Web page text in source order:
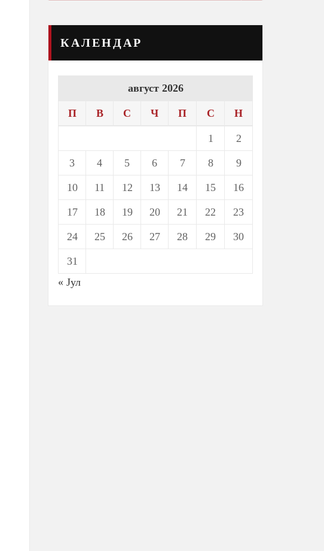
КАЛЕНДАР
август 2026
П В С Ч П С Н
1 2
3 4 5 6 7 8 9
10 11 12 13 14 15 16
17 18 19 20 21 22 23
24 25 26 27 28 29 30
31
« Јул